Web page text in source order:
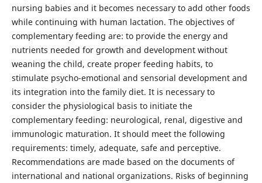
nursing babies and it becomes necessary to add other foods
while continuing with human lactation. The objectives of
complementary feeding are: to provide the energy and
nutrients needed for growth and development without
weaning the child, create proper feeding habits, to
stimulate psycho-emotional and sensorial development and
its integration into the family diet. It is necessary to
consider the physiological basis to initiate the
complementary feeding: neurological, renal, digestive and
immunologic maturation. It should meet the following
requirements: timely, adequate, safe and perceptive.
Recommendations are made based on the documents of
international and national organizations. Risks of beginning